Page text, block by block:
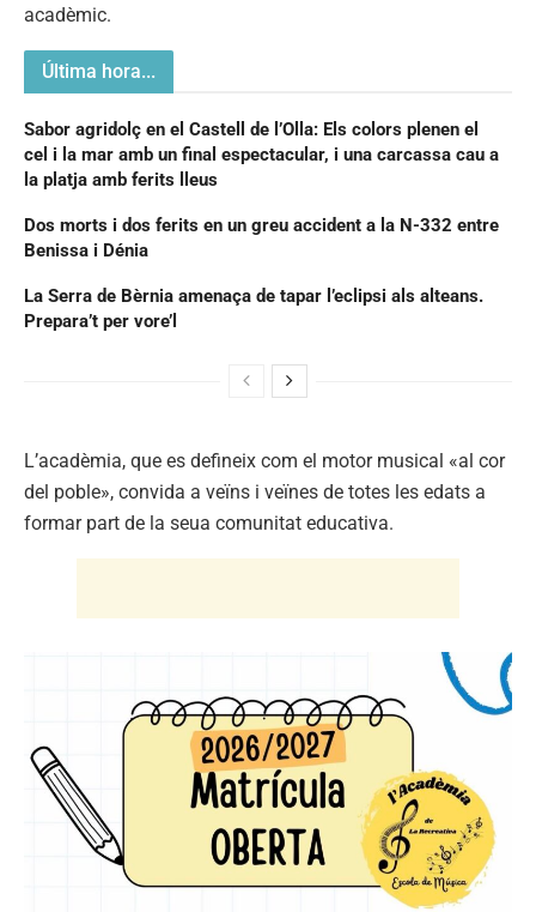
acadèmic.
Última hora...
Sabor agridolç en el Castell de l’Olla: Els colors plenen el
cel i la mar amb un final espectacular, i una carcassa cau a
la platja amb ferits lleus
Dos morts i dos ferits en un greu accident a la N-332 entre
Benissa i Dénia
La Serra de Bèrnia amenaça de tapar l’eclipsi als alteans.
Prepara’t per vore’l
L’acadèmia, que es defineix com el motor musical «al cor
del poble», convida a veïns i veïnes de totes les edats a
formar part de la seua comunitat educativa.